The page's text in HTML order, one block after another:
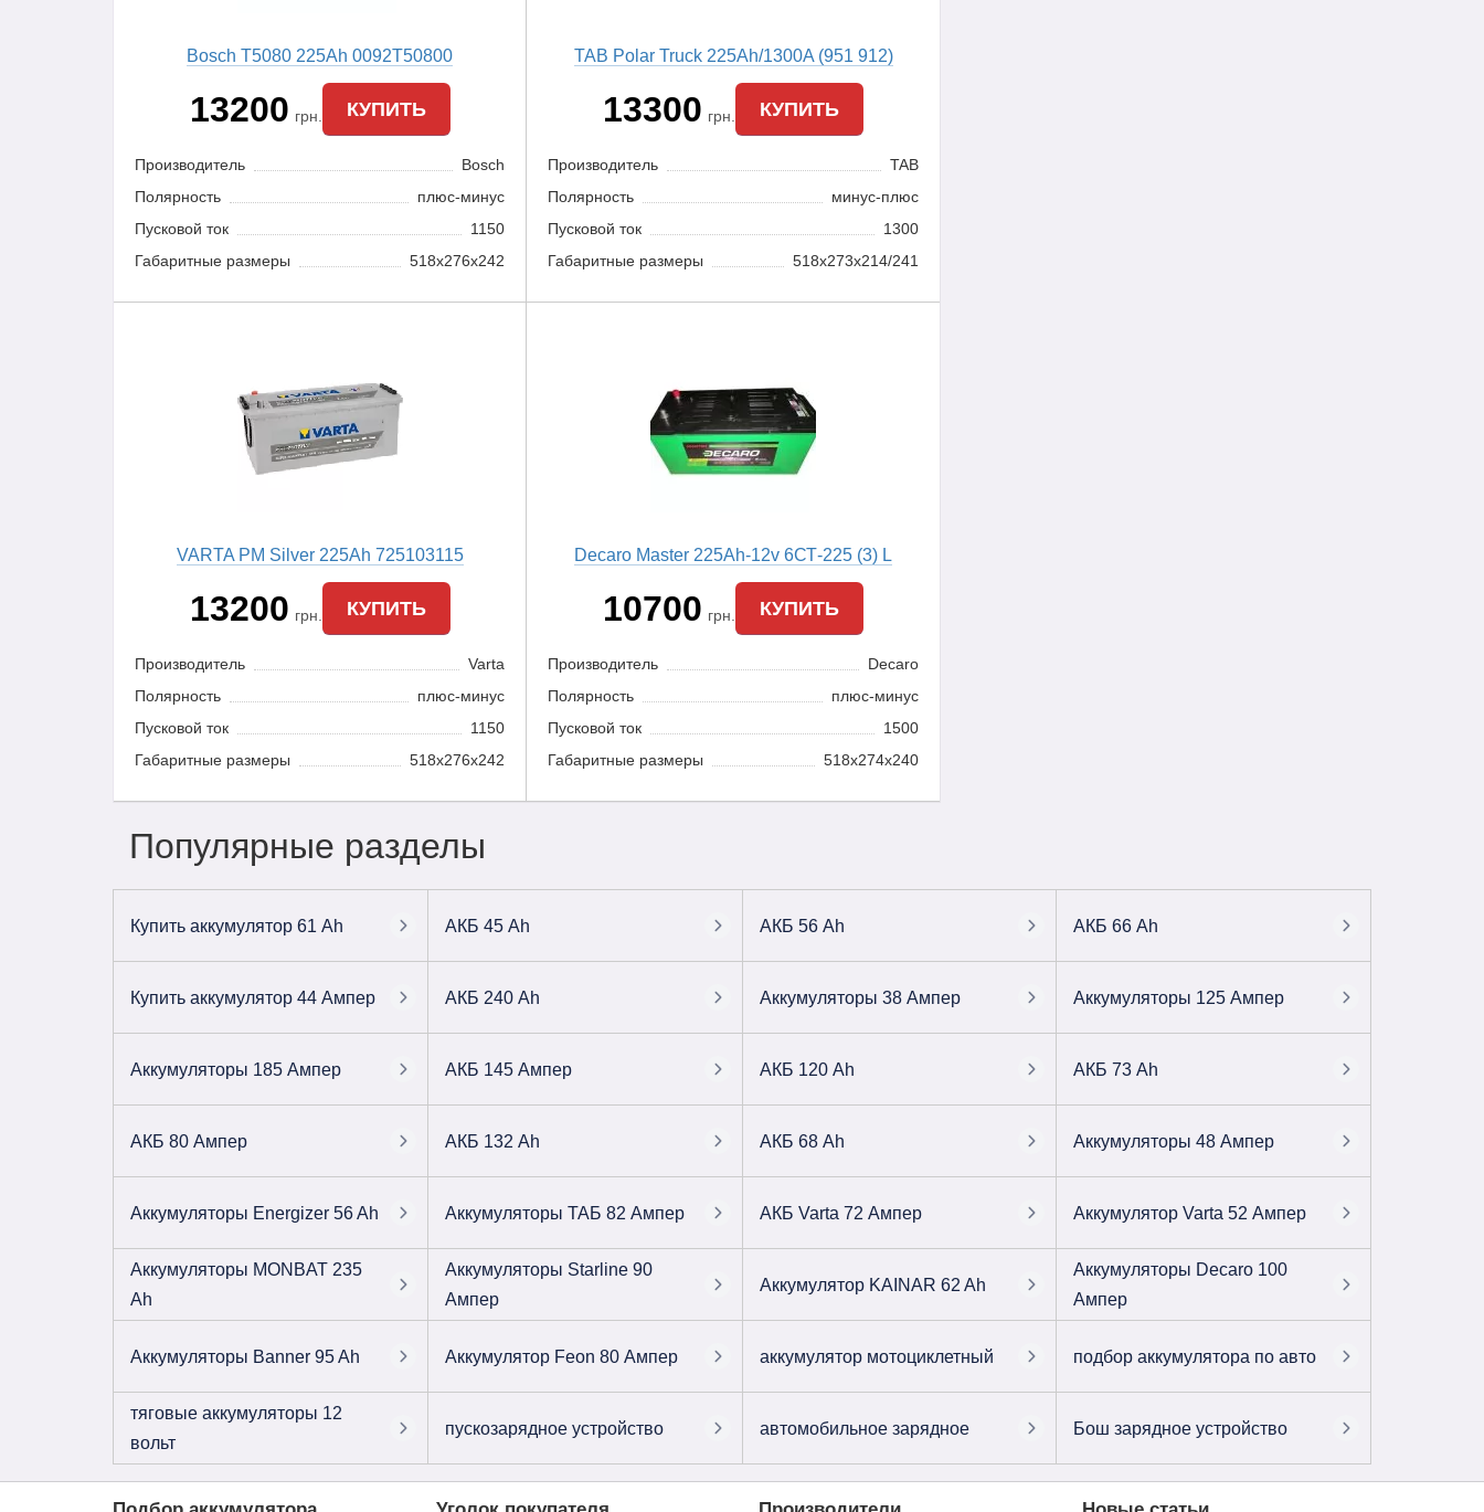
Bosch T5080 225Ah 0092Т50800
13200 грн. КУПИТЬ
Производитель
Bosch
Полярность
плюс-минус
Пусковой ток
1150
Габаритные размеры
518x276x242
TAB Polar Truck 225Ah/1300A (951 912)
13300 грн. КУПИТЬ
Производитель
TAB
Полярность
минус-плюс
Пусковой ток
1300
Габаритные размеры
518х273х214/241
VARTA PM Silver 225Ah 725103115
13200 грн. КУПИТЬ
Производитель
Varta
Полярность
плюс-минус
Пусковой ток
1150
Габаритные размеры
518x276x242
Decaro Master 225Ah-12v 6СТ-225 (3) L
10700 грн. КУПИТЬ
Производитель
Decaro
Полярность
плюс-минус
Пусковой ток
1500
Габаритные размеры
518x274x240
Популярные разделы
Купить аккумулятор 61 Ah АКБ 45 Ah АКБ 56 Ah АКБ 66 Ah
Купить аккумулятор 44 Ампер АКБ 240 Ah Аккумуляторы 38 Ампер Аккумуляторы 125 Ампер
Аккумуляторы 185 Ампер АКБ 145 Ампер АКБ 120 Ah АКБ 73 Ah
АКБ 80 Ампер АКБ 132 Ah АКБ 68 Ah Аккумуляторы 48 Ампер
Аккумуляторы Energizer 56 Ah Аккумуляторы ТАБ 82 Ампер АКБ Varta 72 Ампер Аккумулятор Varta 52 Ампер
Аккумуляторы MONBAT 235
Ah
Аккумуляторы Starline 90
Ампер
Аккумулятор KAINAR 62 Ah
Аккумуляторы Decaro 100
Ампер
Аккумуляторы Banner 95 Ah Аккумулятор Feon 80 Ампер аккумулятор мотоциклетный подбор аккумулятора по авто
тяговые аккумуляторы 12
вольт
пускозарядное устройство автомобильное зарядное Бош зарядное устройство